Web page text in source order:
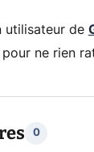
utilisateur de
pour ne rien
0